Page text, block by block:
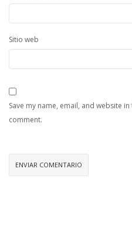
Sitio web
Save my name, email, and website
comment.